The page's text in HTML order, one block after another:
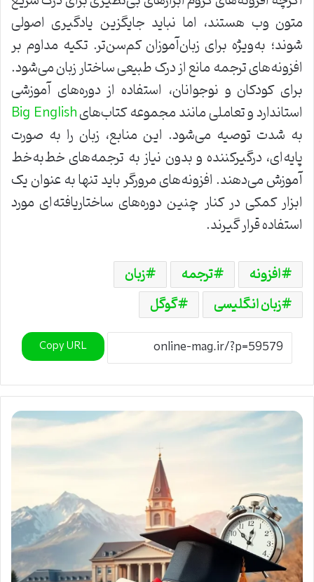
متون وب هستند، اما نباید جایگزین یادگیری اصولی
شوند؛ به‌ویژه برای زبان‌آموزان کم‌سن‌تر. تکیه مداوم بر
افزونه‌های ترجمه مانع از درک طبیعی ساختار زبان می‌شود.
برای کودکان و نوجوانان، استفاده از دوره‌های آموزشی
استاندارد و تعاملی مانند مجموعه کتاب‌هایBig English
به شدت توصیه می‌شود. این منابع، زبان را به صورت
پایه‌ای، درگیرکننده و بدون نیاز به ترجمه‌های خط‌به‌خط
آموزش می‌دهند. افزونه‌های مرورگر باید تنها به عنوان یک
ابزار کمکی در کنار چنین دوره‌های ساختاریافته‌ای مورد
استفاده قرار گیرند.
افزونه ترجمه
زبان
زبان انگلیسی
گوگل
Copy URL